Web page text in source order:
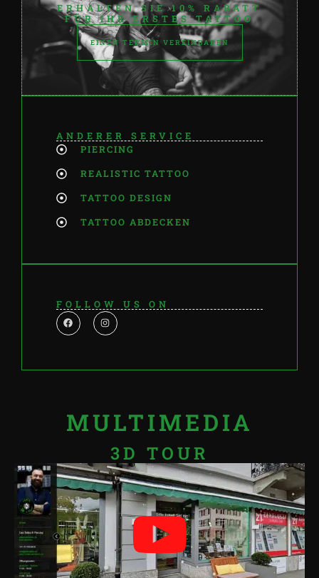
ERHALTEN SIE 10% RABATT
FÜR IHR ERSTES TATTOO
EINEN TERMIN VEREINBAREN
ANDERER SERVICE
PIERCING
REALISTIC TATTOO
TATTOO DESIGN
TATTOO ABDECKEN
FOLLOW US ON
MULTIMEDIA
3D TOUR